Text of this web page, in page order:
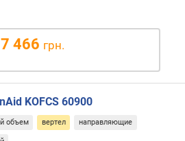
466 грн.
KOFCS 60900
объем вертел направляющие